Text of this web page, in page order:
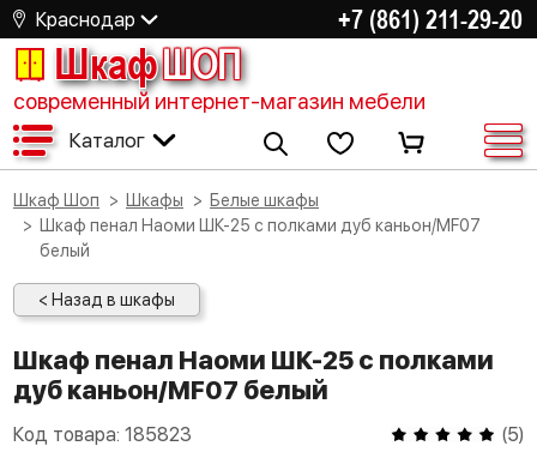
Краснодар +7 (861) 211-29-20
ШкафШОП
современный интернет-магазин мебели
Каталог
Шкаф Шоп Шкафы
Белые шкафы
Шкаф пенал Наоми ШК-25 с полками дуб каньон/MF07
белый
< Назад в шкафы
Шкаф пенал Наоми ШК-25 с полками
дуб каньон/MF07 белый
Код товара: 185823 (5)